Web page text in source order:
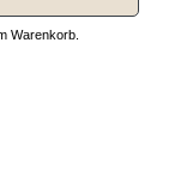
Warenkorb.